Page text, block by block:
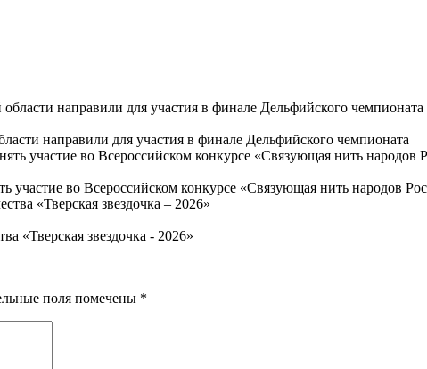
направили для участия в финале Дельфийского чемпионата
участие во Все­рос­сий­ско­м конкурсе «Свя­зу­ю­щая нить на­ро­дов
«Тверская звездочка - 2026»
поля помечены *